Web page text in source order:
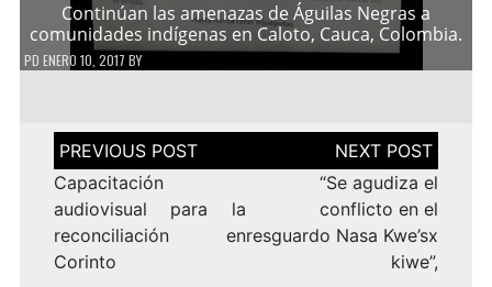
Continúan las amenazas de Águilas Negras a
comunidades indígenas en Caloto, Cauca, Colombia.
PD ENERO 10, 2017 BY
Navegación
de
entradas
Capacitación
audiovisual para la
reconciliación en
Corinto
“Se agudiza el
conflicto en el
resguardo Nasa Kwe’sx
kiwe”,